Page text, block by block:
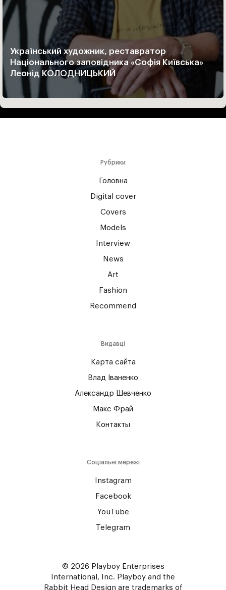
Український художник, реставратор
Національного заповідника «Софія Київська»
Леонід КОЛОДНИЦЬКИЙ
Рубрики
Головна
Digital cover
Covers
Models
Interview
News
Art
Fashion
Recommend
Видавці
Карта сайта
Влад Іваненко
Александр Шевченко
Макс Фрай
Контакты
Соціальні мережі
Instagram
Facebook
YouTube
Telegram
© 2026 Playboy Enterprises
International, Inc. Playboy and the
Rabbit Head Design are trademarks of